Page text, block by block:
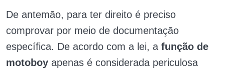
De antemão, para ter direito é preciso
comprovar por meio de documentação
específica. De acordo com a lei, a função de
motoboy apenas é considerada periculosa